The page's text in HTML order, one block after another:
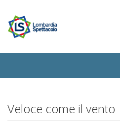
Veloce come il vento